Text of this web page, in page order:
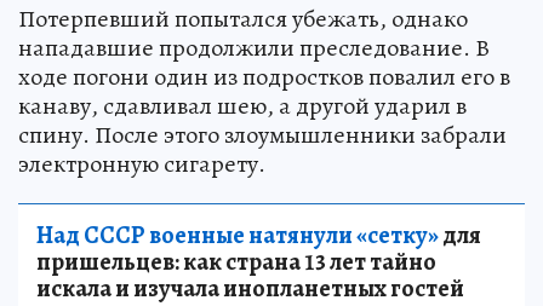
Потерпевший попытался убежать, однако
нападавшие продолжили преследование. В
ходе погони один из подростков повалил его в
канаву, сдавливал шею, а другой ударил в
спину. После этого злоумышленники забрали
электронную сигарету.
Над СССР военные натянули «сетку»для
пришельцев: как страна 13 лет тайно
искала и изучала инопланетных гостей